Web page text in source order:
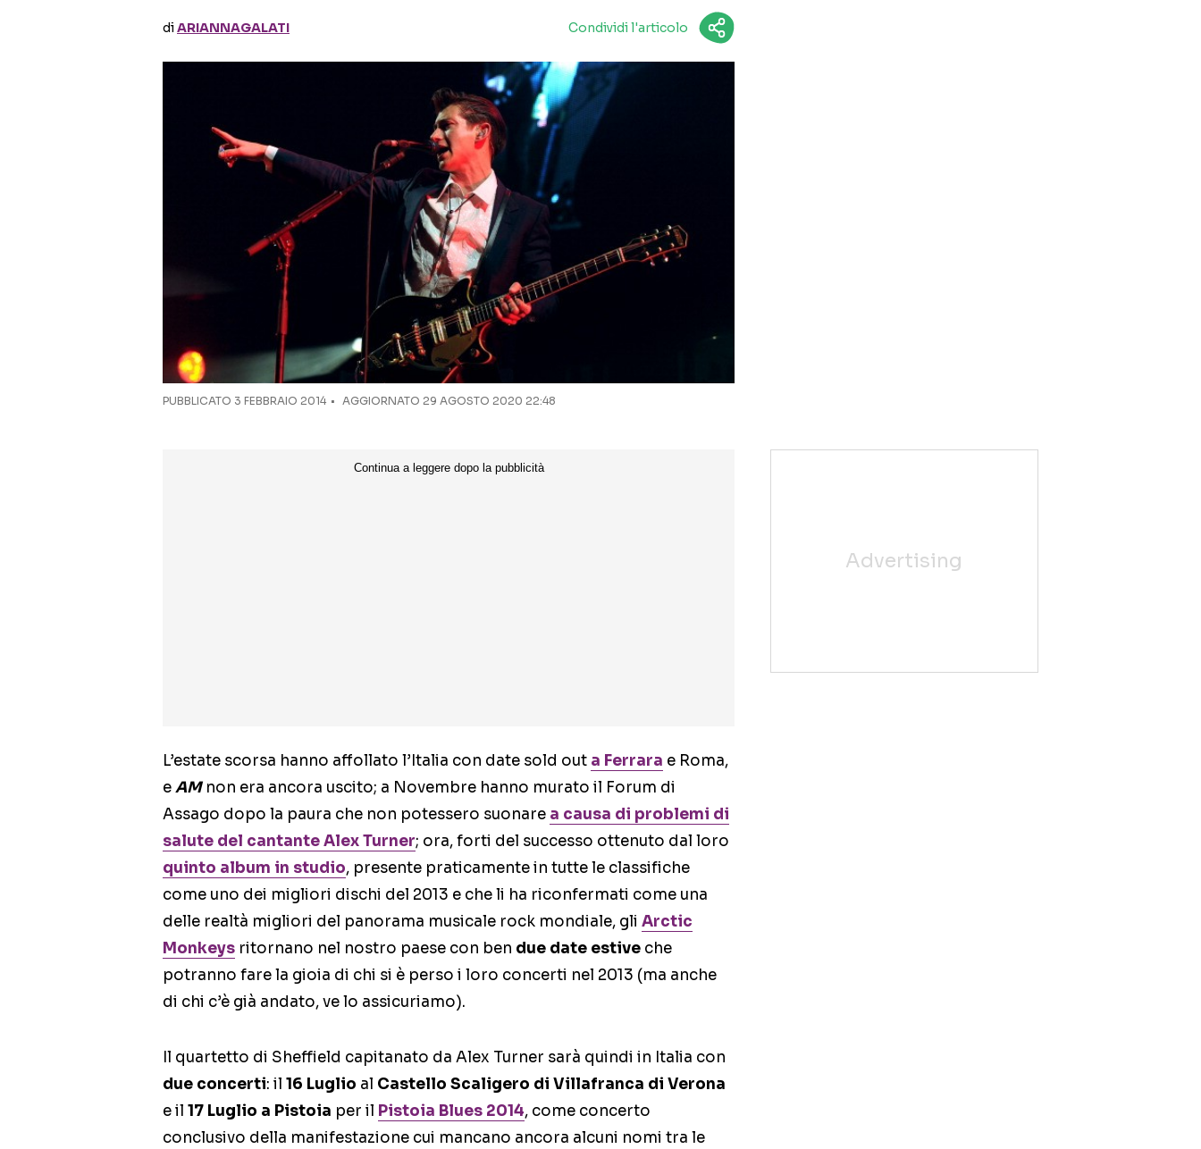
diARIANNAGALATI Condividi l'articolo
PUBBLICATO 3 FEBBRAIO 2014 AGGIORNATO 29 AGOSTO 2020 22:48
L’estate scorsa hanno affollato l’Italia con date sold out a Ferrara e Roma,
eAMnon era ancora uscito; a Novembre hanno murato il Forum di
Assago dopo la paura che non potessero suonare a causa di problemi di
salute del cantante Alex Turner; ora, forti del successo ottenuto dal loro
quinto album in studio, presente praticamente in tutte le classifiche
come uno dei migliori dischi del 2013 e che li ha riconfermati come una
delle realtà migliori del panorama musicale rock mondiale, gli Arctic
Monkeys ritornano nel nostro paese con ben due date estive che
potranno fare la gioia di chi si è perso i loro concerti nel 2013 (ma anche
di chi c’è già andato, ve lo assicuriamo).
Il quartetto di Sheffield capitanato da Alex Turner sarà quindi in Italia con
due concerti: il 16 Luglio al Castello Scaligero di Villafranca di Verona
e il 17 Luglio a Pistoia per il Pistoia Blues 2014, come concerto
conclusivo della manifestazione cui mancano ancora alcuni nomi tra le